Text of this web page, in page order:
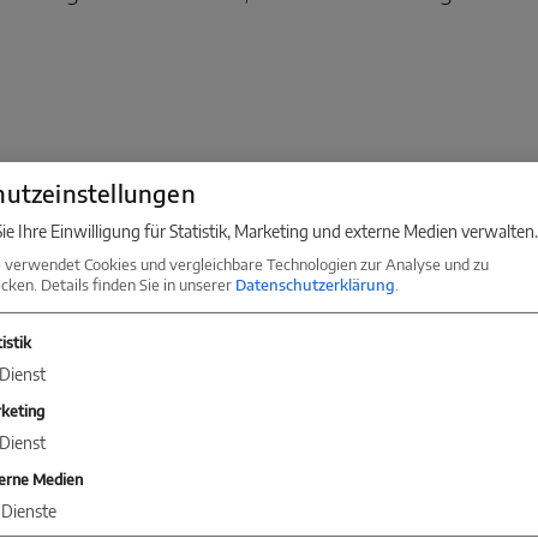
KONTAKT
Sie jetzt Kontakt mit einer Niederlassung in Ihrer
Ihre Einwilligung für Statistik, Marketing und externe Medien verwalten.
Cookies und vergleichbare Technologien zur Analyse und zu
Details finden Sie in unserer Datenschutzerklärung.
Dienst
Dienst
Medien
Dienste